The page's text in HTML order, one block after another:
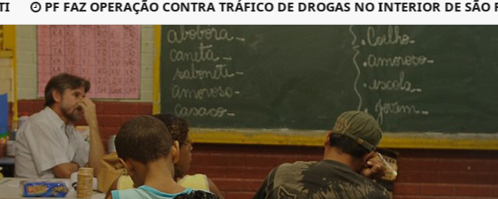
PF FAZ OPERAÇÃO CONTRA TRÁFICO DE DROGAS NO INTERIOR DE SÃO PAULO